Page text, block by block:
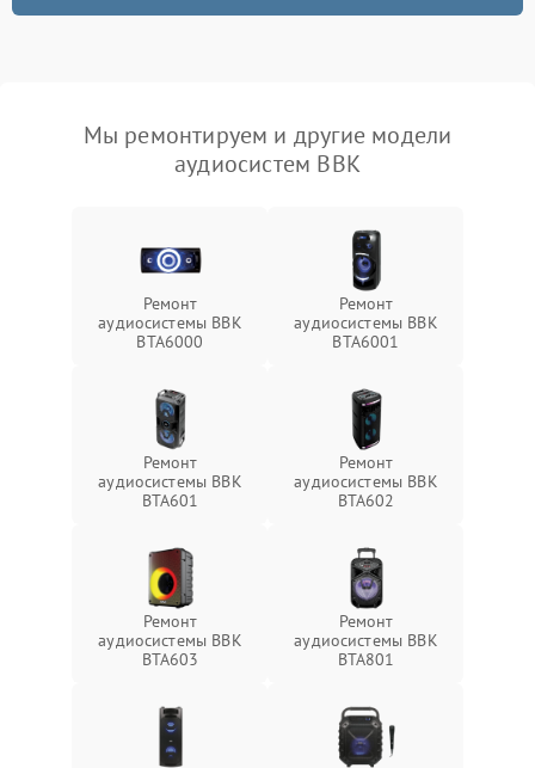
Мы ремонтируем и другие модели
аудиосистем BBK
Ремонт
аудиосистемы BBK
BTA6000
Ремонт
аудиосистемы BBK
BTA6001
Ремонт
аудиосистемы BBK
BTA601
Ремонт
аудиосистемы BBK
BTA602
Ремонт
аудиосистемы BBK
BTA603
Ремонт
аудиосистемы BBK
BTA801